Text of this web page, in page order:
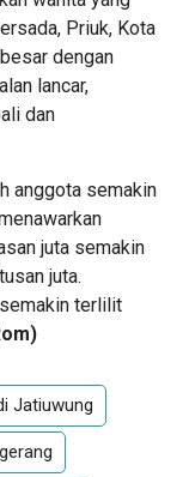
Priuk, Kota
dengan
lancar,
dan
anggota semakin
juta semakin
juta.
terlilit
Jatiuwung